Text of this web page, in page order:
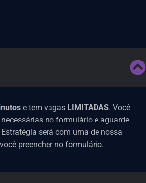
e tem vagas LIMITADAS. Você
no formulário e aguarde
será com uma de nossa
preencher no formulário.